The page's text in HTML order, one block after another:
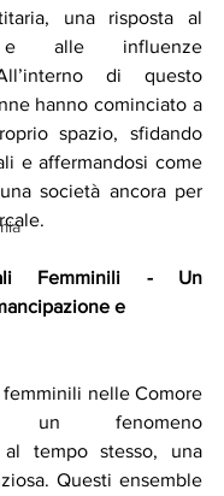
una risposta al
e alle influenze
di questo
hanno cominciato a
spazio, sfidando
e affermandosi come
società ancora per
Femminili - Un
e
nelle Comore
un fenomeno
al tempo stesso, una
Questi ensemble